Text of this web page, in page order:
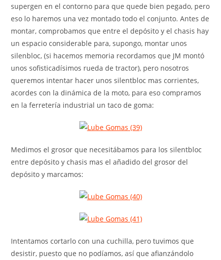
supergen en el contorno para que quede bien pegado, pero
eso lo haremos una vez montado todo el conjunto. Antes de
montar, comprobamos que entre el depósito y el chasis hay
un espacio considerable para, supongo, montar unos
silenbloc, (si hacemos memoria recordamos que JM montó
unos sofisticadísimos rueda de tractor), pero nosotros
queremos intentar hacer unos silentbloc mas corrientes,
acordes con la dinámica de la moto, para eso compramos
en la ferretería industrial un taco de goma:
Medimos el grosor que necesitábamos para los silentbloc
entre depósito y chasis mas el añadido del grosor del
depósito y marcamos:
Intentamos cortarlo con una cuchilla, pero tuvimos que
desistir, puesto que no podíamos, así que afianzándolo